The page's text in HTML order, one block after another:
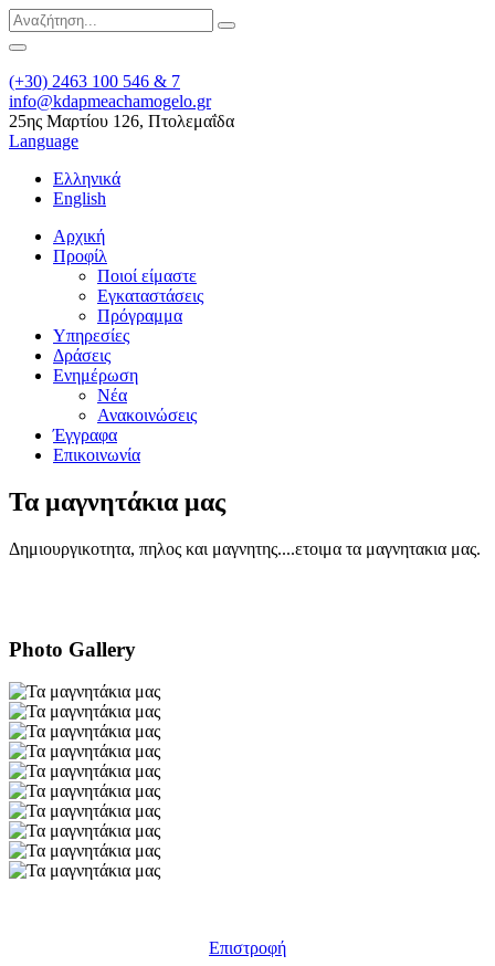
(+30) 2463 100 546 & 7
info@kdapmeachamogelo.gr
25ης Μαρτίου 126, Πτολεμαΐδα
Language
Ελληνικά
English
Αρχική
Προφίλ
Ποιοί είμαστε
Εγκαταστάσεις
Πρόγραμμα
Υπηρεσίες
Δράσεις
Ενημέρωση
Νέα
Ανακοινώσεις
Έγγραφα
Επικοινωνία
Τα μαγνητάκια μας
Δημιουργικοτητα, πηλος και μαγνητης....ετοιμα τα μαγνητακια μας.
Photo Gallery
Επιστροφή